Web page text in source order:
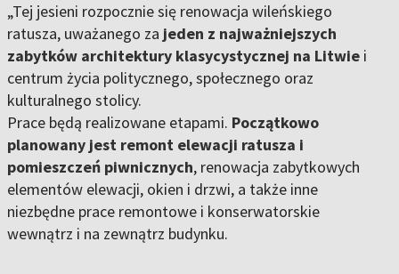
„Tej jesieni rozpocznie się renowacja wileńskiego
ratusza, uważanego za jeden z najważniejszych
zabytków architektury klasycystycznej na Litwie i
centrum życia politycznego, społecznego oraz
kulturalnego stolicy.
Prace będą realizowane etapami. Początkowo
planowany jest remont elewacji ratusza i
pomieszczeń piwnicznych, renowacja zabytkowych
elementów elewacji, okien i drzwi, a także inne
niezbędne prace remontowe i konserwatorskie
wewnątrz i na zewnątrz budynku.